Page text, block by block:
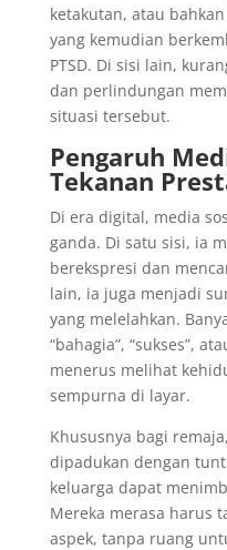
ketakutan, atau
yang kemudian
PTSD. Di sisi lain,
dan perlindungan
situasi tersebut.
Pengaruh
Tekanan
Di era digital, media
ganda. Di satu sisi, ia
berekspresi dan
lain, ia juga menjadi
yang melelahkan.
“bahagia”, “sukses”,
menerus melihat
sempurna di layar.
Khususnya bagi
dipadukan dengan
keluarga dapat
Mereka merasa harus
aspek, tanpa ruang